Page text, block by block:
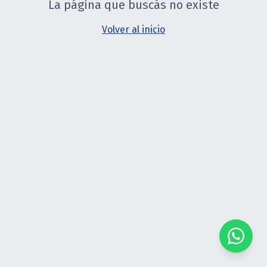
La página que buscás no existe
Volver al inicio